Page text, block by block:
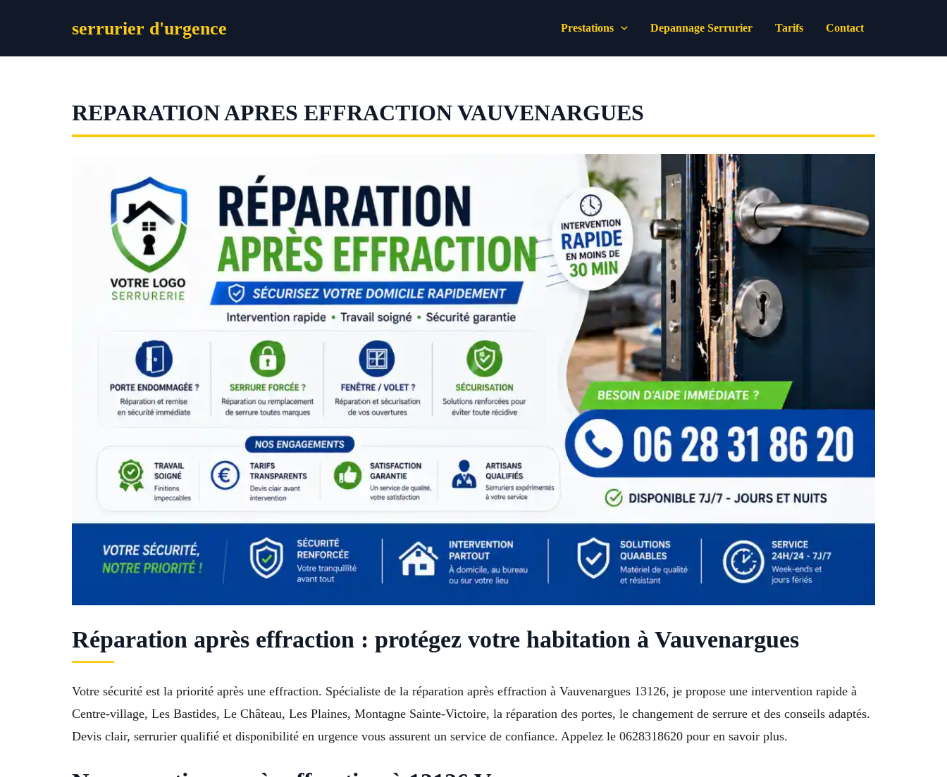
serrurier d'urgence Prestations Depannage Serrurier Tarifs Contact
REPARATION APRES EFFRACTION VAUVENARGUES
Réparation après effraction : protégez votre habitation à Vauvenargues
Votre sécurité est la priorité après une effraction. Spécialiste de la réparation après effraction à Vauvenargues 13126, je propose une intervention rapide à
Centre-village, Les Bastides, Le Château, Les Plaines, Montagne Sainte-Victoire, la réparation des portes, le changement de serrure et des conseils adaptés.
Devis clair, serrurier qualifié et disponibilité en urgence vous assurent un service de confiance. Appelez le 0628318620 pour en savoir plus.